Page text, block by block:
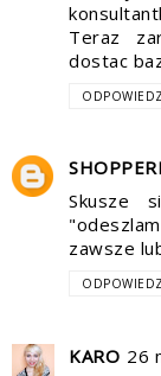
Teraz
dostac
ODPOWIEDZ
Skusze
zawsze
ODPOWIEDZ
KARO 26